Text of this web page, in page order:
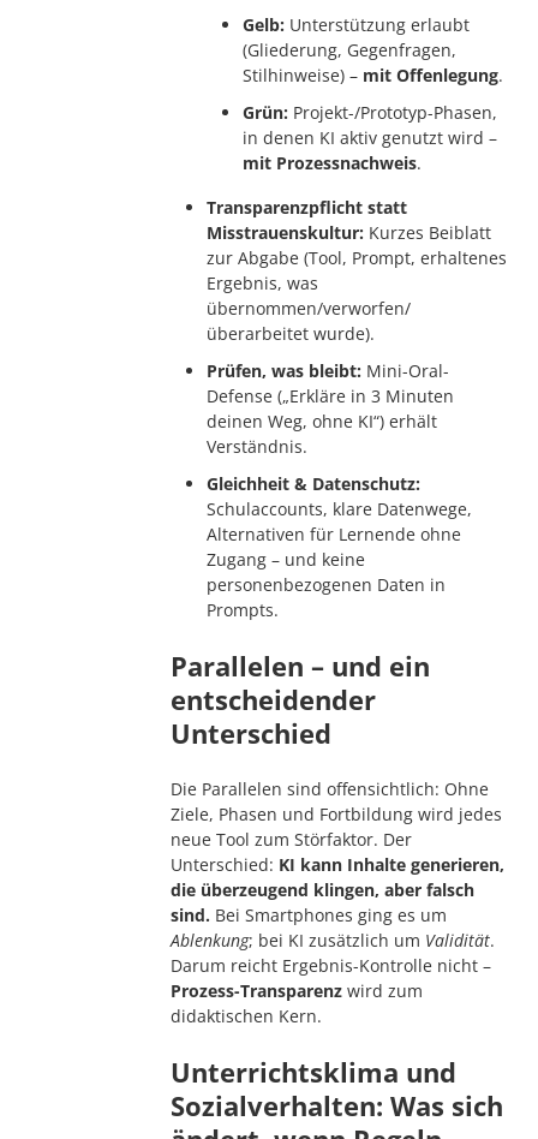
Gelb: Unterstützung erlaubt
(Gliederung, Gegenfragen,
Stilhinweise) – mit Offenlegung.
Grün: Projekt-/Prototyp-Phasen,
in denen KI aktiv genutzt wird –
mit Prozessnachweis.
Transparenzpflicht statt
Misstrauenskultur: Kurzes Beiblatt
zur Abgabe (Tool, Prompt, erhaltenes
Ergebnis, was
übernommen/verworfen/
überarbeitet wurde).
Prüfen, was bleibt: Mini-Oral-
Defense („Erkläre in 3 Minuten
deinen Weg, ohne KI“) erhält
Verständnis.
Gleichheit & Datenschutz:
Schulaccounts, klare Datenwege,
Alternativen für Lernende ohne
Zugang – und keine
personenbezogenen Daten in
Prompts.
Parallelen – und ein
entscheidender
Unterschied
Die Parallelen sind offensichtlich: Ohne
Ziele, Phasen und Fortbildung wird jedes
neue Tool zum Störfaktor. Der
Unterschied: KI kann Inhalte generieren,
die überzeugend klingen, aber falsch
sind. Bei Smartphones ging es um
Ablenkung; bei KI zusätzlich um Validität.
Darum reicht Ergebnis-Kontrolle nicht –
Prozess-Transparenz wird zum
didaktischen Kern.
Unterrichtsklima und
Sozialverhalten: Was sich